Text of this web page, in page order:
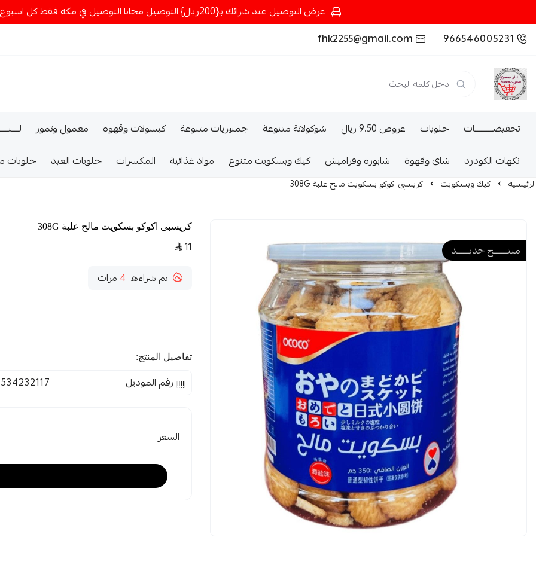
عرض التوصيل عند شرائك بـ{200ريال} التوصيل مجانا التوصيل في مكه فقط كل اسبوع اصناف جديدة
966546005231
fhk2255@gmail.com
تخفيضــــــــــات حلويات عروض 9.50 ريال شوكولاتة متنوعة جمبيريات متنوعة كبسولات وقهوة معمول وتمور
نكهات الكودرد
شاى وقهوة شابورة وقراميش كيك وبسكويت متنوع مواد غذائية المكسرات حلويات العيد حلويات
الرئيسية كيك وبسكويت كريسبى اكوكو بسكويت مالح علبة 308G
منتــــــــج جديـــــــد
كريسبى اكوكو بسكويت مالح علبة 308G
11
تم شراءه 4 مرات
تفاصيل المنتج:
رقم الموديل
السعر